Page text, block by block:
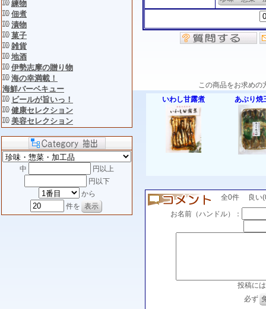
練物
佃煮
漬物
菓子
雑貨
地酒
伊勢志摩の贈り物
海の幸満載！
海鮮バーベキュー
ビールが旨いっ！
健康セレクション
美容セレクション
中
円以上
円以下
から
件を
この商品をお求め
いわし甘露煮
あぶり焼
全0件 良い
お名前（ハンドル）：
投稿に
必ず